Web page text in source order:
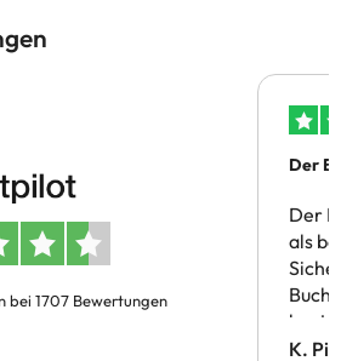
bei 1707 Bewertungen
Der
Der
als
K.